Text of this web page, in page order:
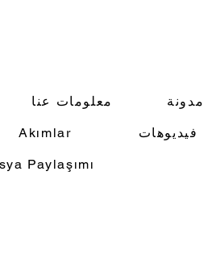
معلومات عنا مدونة
Akımlar فيديوهات
Paylaşımı